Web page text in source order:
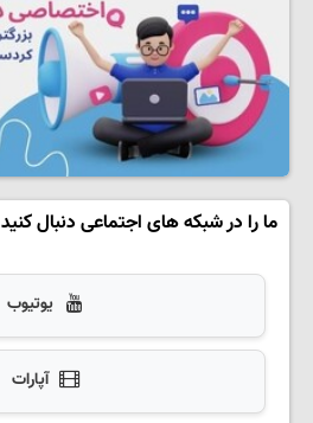
ما را در شبکه های اجتماعی دنبال کنید
یوتیوب
آپارات